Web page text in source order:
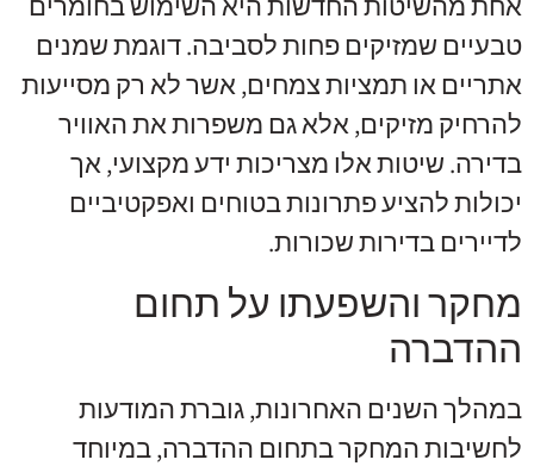
טבעיים שמזיקים פחות לסביבה. דוגמת שמנים
אתריים או תמציות צמחים, אשר לא רק מסייעות
להרחיק מזיקים, אלא גם משפרות את האוויר
בדירה. שיטות אלו מצריכות ידע מקצועי, אך
יכולות להציע פתרונות בטוחים ואפקטיביים
לדיירים בדירות שכורות.
מחקר והשפעתו על תחום
ההדברה
במהלך השנים האחרונות, גוברת המודעות
לחשיבות המחקר בתחום ההדברה, במיוחד